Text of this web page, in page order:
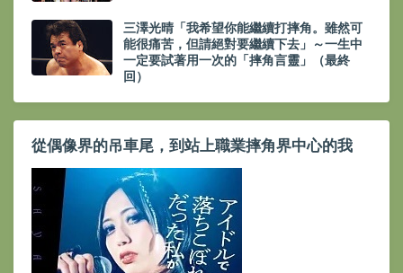
三澤光晴「我希望你能繼續打摔角。雖然可
能很痛苦，但請絕對要繼續下去」～一生中
一定要試著用一次的「摔角言靈」（最終
回）
從偶像界的吊車尾，到站上職業摔角界中心的我